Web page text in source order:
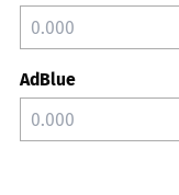
AdBlue